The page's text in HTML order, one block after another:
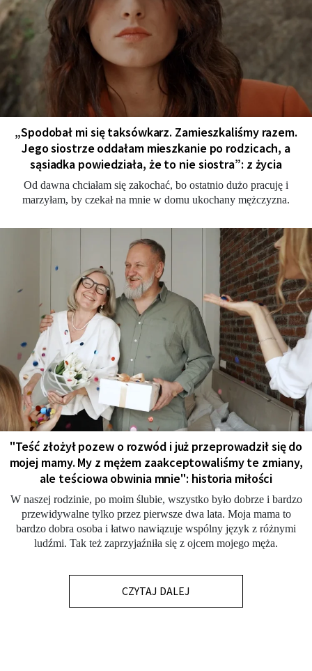
„Spodobał mi się taksówkarz. Zamieszkaliśmy razem.
Jego siostrze oddałam mieszkanie po rodzicach, a
sąsiadka powiedziała, że to nie siostra”: z życia
Od dawna chciałam się zakochać, bo ostatnio dużo pracuję i
marzyłam, by czekał na mnie w domu ukochany mężczyzna.
"Teść złożył pozew o rozwód i już przeprowadził się do
mojej mamy. My z mężem zaakceptowaliśmy te zmiany,
ale teściowa obwinia mnie": historia miłości
W naszej rodzinie, po moim ślubie, wszystko było dobrze i bardzo
przewidywalne tylko przez pierwsze dwa lata. Moja mama to
bardzo dobra osoba i łatwo nawiązuje wspólny język z różnymi
ludźmi. Tak też zaprzyjaźniła się z ojcem mojego męża.
CZYTAJ DALEJ